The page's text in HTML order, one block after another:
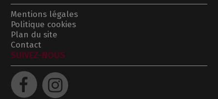
Mentions légales
Politique cookies
Plan du site
Contact
SUIVEZ-NOUS